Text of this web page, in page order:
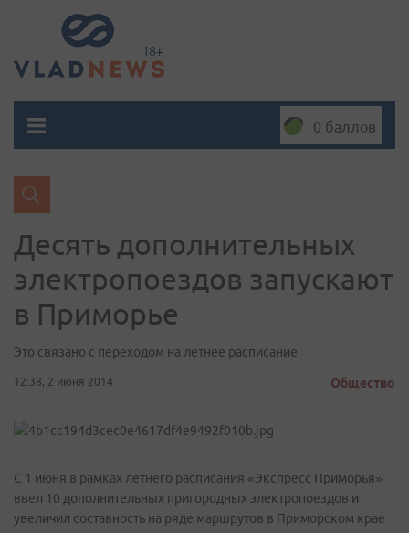
0 баллов
Десять дополнительных
электропоездов запускают
в Приморье
Это связано с переходом на летнее расписание
12:38, 2 июня 2014 Общество
С 1 июня в рамках летнего расписания «Экспресс Приморья»
ввел 10 дополнительных пригородных электропоездов и
увеличил составность на ряде маршрутов в Приморском крае